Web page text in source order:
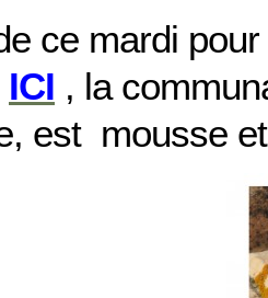
ce mardi
ICI , la
est mousse